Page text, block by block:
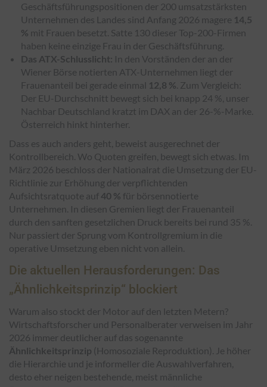
Geschäftsführungspositionen der 200 umsatzstärksten
Unternehmen des Landes sind Anfang 2026 magere 14,5
% mit Frauen besetzt. Satte 130 dieser Top-200-Firmen
haben keine einzige Frau in der Geschäftsführung.
Das ATX-Schlusslicht: In den Vorständen der an der
Wiener Börse notierten ATX-Unternehmen liegt der
Frauenanteil bei gerade einmal 12,8 %. Zum Vergleich:
Der EU-Durchschnitt bewegt sich bei knapp 24 %, unser
Nachbar Deutschland kratzt im DAX an der 26-%-Marke.
Österreich hinkt hinterher.
Dass es auch anders geht, beweist ausgerechnet der
Kontrollbereich. Wo Quoten greifen, bewegt sich etwas. Im
März 2026 beschloss der Nationalrat die Umsetzung der EU-
Richtlinie zur Erhöhung der verpflichtenden
Aufsichtsratquote auf 40 % für börsennotierte
Unternehmen. In diesen Gremien liegt der Frauenanteil
durch den sanften gesetzlichen Druck bereits bei rund 35 %.
Nur passiert der Sprung vom Kontrollgremium in die
operative Umsetzung eben nicht von allein.
Die aktuellen Herausforderungen: Das
„Ähnlichkeitsprinzip“ blockiert
Warum also stockt der Motor auf den letzten Metern?
Wirtschaftsforscher und Personalberater verweisen im Jahr
2026 immer deutlicher auf das sogenannte
Ähnlichkeitsprinzip (Homosoziale Reproduktion). Je höher
die Hierarchie und je informeller die Auswahlverfahren,
desto eher neigen bestehende, meist männliche